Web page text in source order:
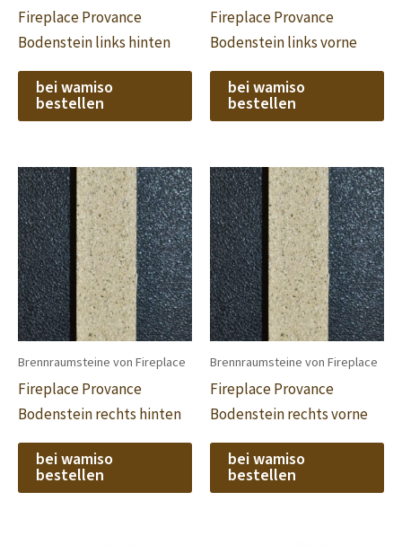
Fireplace Provance
Bodenstein links hinten
bei wamiso
bestellen
Fireplace Provance
Bodenstein links vorne
bei wamiso
bestellen
Brennraumsteine von Fireplace
Fireplace Provance
Bodenstein rechts hinten
bei wamiso
bestellen
Brennraumsteine von Fireplace
Fireplace Provance
Bodenstein rechts vorne
bei wamiso
bestellen